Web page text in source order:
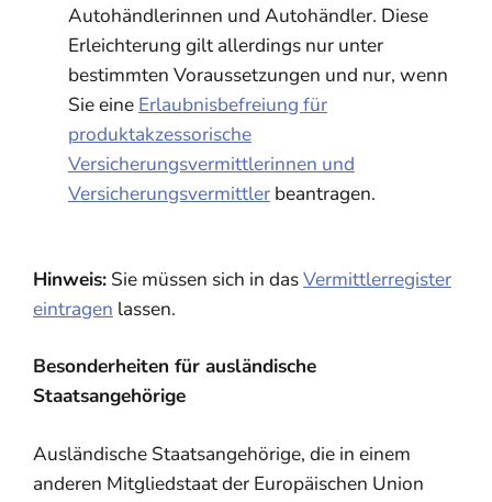
Autohändlerinnen und Autohändler. Diese
Erleichterung gilt allerdings nur unter
bestimmten Voraussetzungen und nur, wenn
Sie eine Erlaubnisbefreiung für
produktakzessorische
Versicherungsvermittlerinnen und
Versicherungsvermittler beantragen.
Hinweis: Sie müssen sich in dasVermittlerregister
eintragen lassen.
Besonderheiten für ausländische
Staatsangehörige
Ausländische Staatsangehörige, die in einem
anderen Mitgliedstaat der Europäischen Union